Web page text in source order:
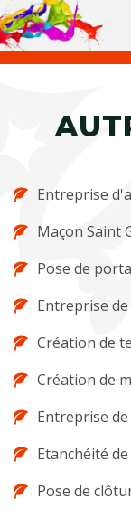
Entreprise
Maçon Saint
Pose de
Entreprise
Création de
Création de
Entreprise
Etanchéité
Pose de